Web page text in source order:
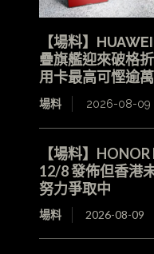
【場料】
疊旗艦迎來破格
用卡最高可慳逾
場料 2026-08-09
【場料】
12/8 發佈但香港
努力爭取中
場料 2026-08-09